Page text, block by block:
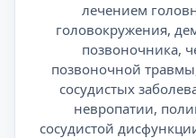
лечением
головокружения,
позвоночника,
позвоночной
сосудистых
невропатии,
сосудистой